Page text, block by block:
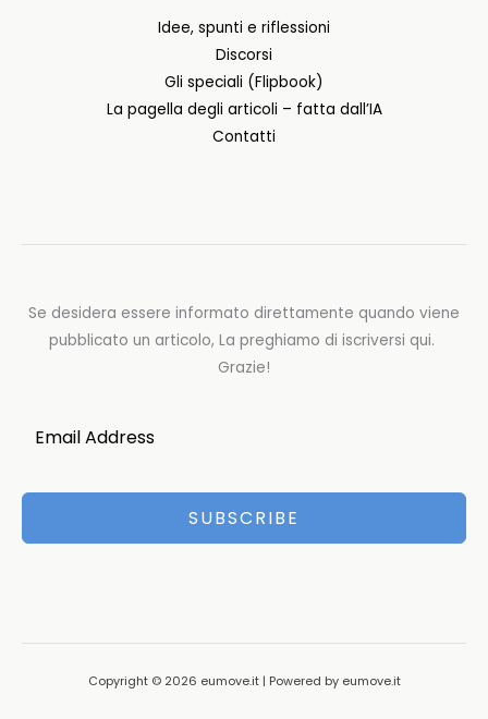
Idee, spunti e riflessioni
Discorsi
Gli speciali (Flipbook)
La pagella degli articoli – fatta dall’IA
Contatti
Se desidera essere informato direttamente quando viene
pubblicato un articolo, La preghiamo di iscriversi qui.
Grazie!
SUBSCRIBE
Copyright © 2026 eumove.it | Powered by eumove.it